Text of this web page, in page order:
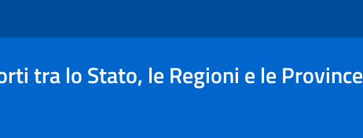
tra lo Stato, le Regioni e le Province